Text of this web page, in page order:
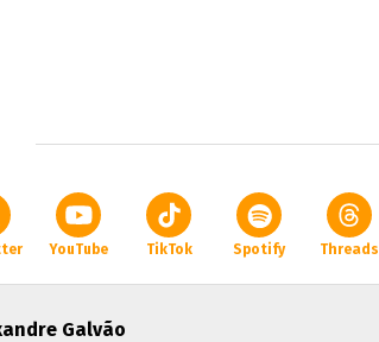
YouTube TikTok Spotify Threads
Galvão